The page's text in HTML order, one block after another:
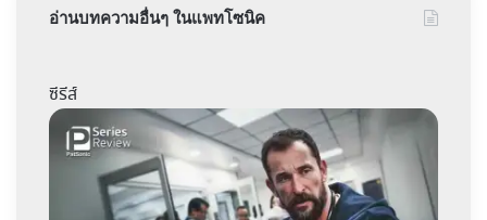
อ่านบทความอื่นๆ ในแพทโซนิค
ซีรีส์